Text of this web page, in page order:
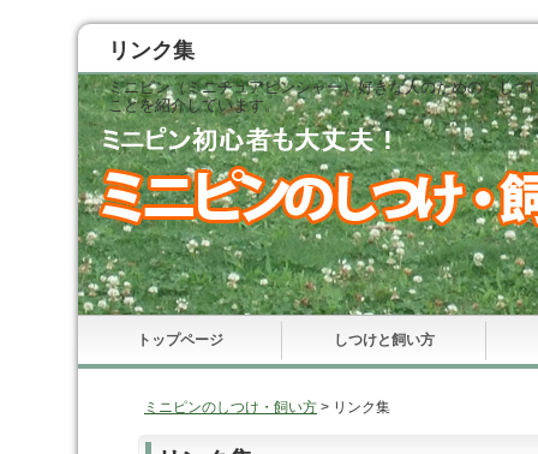
リンク集
ミニピン（ミニチュアピンシャー）好きな人のための、し
ことを紹介しています。
トップページ しつけと飼い方
ミニピンのしつけ・飼い方 > リンク集